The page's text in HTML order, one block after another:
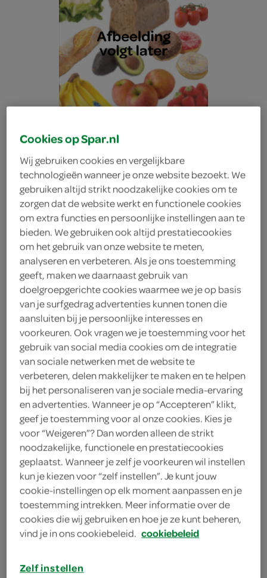
g'woon muffins vanille
g'woon
2.
09
300 Gram
Let op: aanbiedingen zijn niet zichtbaar bij de
producten, maar worden wél automatisch
verwerkt in de winkelmand.
omschrijving
Muffin met vanillesmaak
300 Gram
Cookies op Spar.nl
Wij gebruiken cookies en vergelijkbare
technologieën wanneer je onze website bezoekt. We
gebruiken altijd strikt noodzakelijke cookies om te
zorgen dat de website werkt en functionele cookies
om extra functies en persoonlijke instellingen aan te
bieden. We gebruiken ook altijd prestatiecookies
om het gebruik van onze website te meten,
analyseren en verbeteren. Als je ons toestemming
geeft, maken we daarnaast gebruik van
doelgroepgerichte cookies waarmee we je op basis
van je surfgedrag advertenties kunnen tonen die
aansluiten bij je persoonlijke interesses en
voorkeuren. Ook vragen we je toestemming voor het
gebruik van social media cookies om de integratie
van sociale netwerken met de website te
verbeteren, delen makkelijker te maken en te helpen
bij het personaliseren van je sociale media-ervaring
en advertenties. Wanneer je op “Accepteren” klikt,
geef je toestemming voor al onze cookies. Kies je
voor “Weigeren”? Dan worden alleen de strikt
noodzakelijke, functionele en prestatiecookies
geplaatst. Wanneer je zelf je voorkeuren wil instellen
kun je kiezen voor “zelf instellen”. Je kunt jouw
cookie-instellingen op elk moment aanpassen en je
toestemming intrekken. Meer informatie over de
cookies die wij gebruiken en hoe je ze kunt beheren,
vind je in ons cookiebeleid. cookiebeleid
Zelf instellen